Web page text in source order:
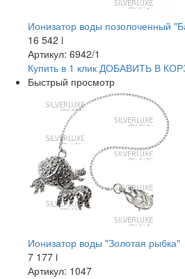
Ионизатор воды позолоченный
16 542 i
Артикул: 6942/1
Купить в 1 клик ДОБАВИТЬ В
Быстрый просмотр
Ионизатор воды "Золотая рыбка"
7 177 i
Артикул: 1047